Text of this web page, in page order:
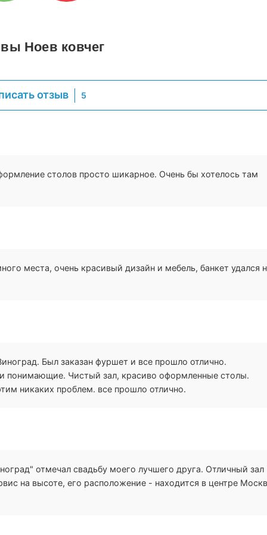
Ноев ковчег
отзыв 5
столов просто шикарное. Очень бы хотелось там
места, очень красивый дизайн и мебель, банкет удался
Был заказан фуршет и все прошло отлично.
понимающие. Чистый зал, красиво оформленные столы.
никаких проблем. все прошло отлично.
отмечал свадьбу моего лучшего друга. Отличный зал
на высоте, его расположение - находится в центре